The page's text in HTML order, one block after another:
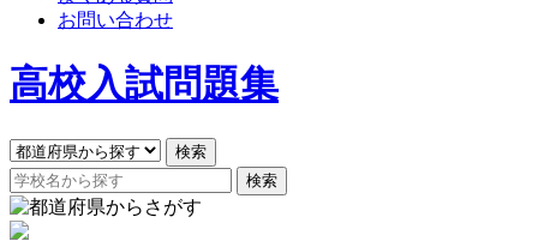
お問い合わせ
高校入試問題集